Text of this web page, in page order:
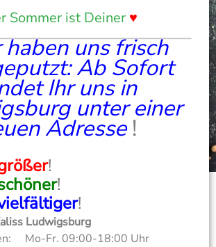
Sommer ist Deiner ♥
uns frisch
Ab Sofort
Ihr uns in
unter einer
Adresse!
!
!
!
Ludwigsburg
Mo-Fr. 09:00-18:00 Uhr